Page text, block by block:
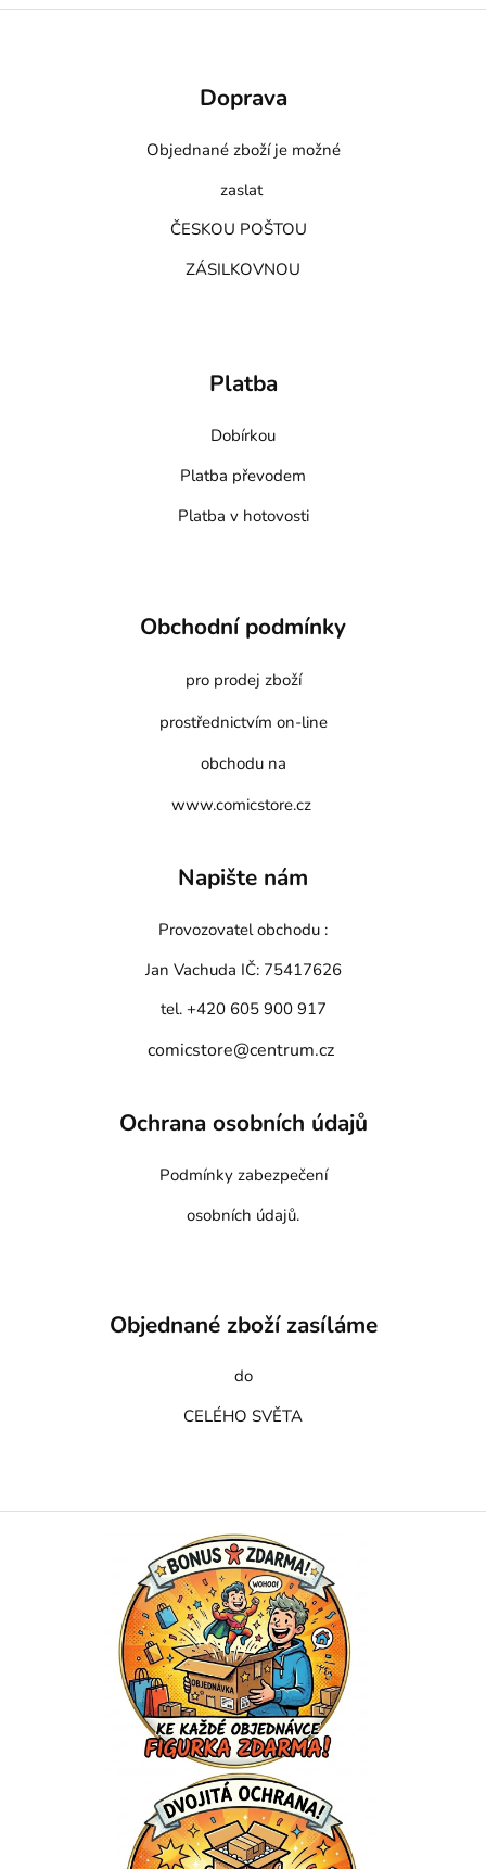
Doprava
Objednané zboží je možné
zaslat
ČESKOU POŠTOU
ZÁSILKOVNOU
Platba
Dobírkou
Platba převodem
Platba v hotovosti
Obchodní podmínky
pro prodej zboží
prostřednictvím on-line
obchodu na
www.comicstore.cz
Napište nám
Provozovatel obchodu :
Jan Vachuda IČ: 75417626
tel. +420 605 900 917
comicstore@centrum.cz
Ochrana osobních údajů
Podmínky zabezpečení
osobních údajů.
Objednané zboží zasíláme
do
CELÉHO SVĚTA